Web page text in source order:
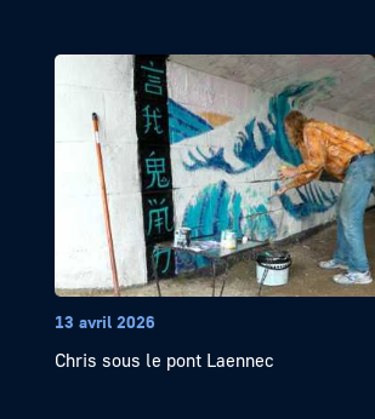
13 avril 2026
Chris sous le pont Laennec